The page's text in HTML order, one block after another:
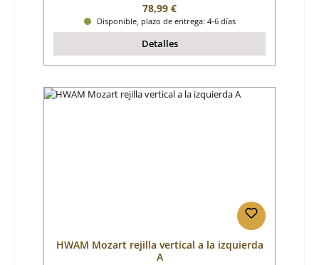
Precio normal:
78,99 €
Disponible, plazo de entrega: 4-6 días
Detalles
HWAM Mozart rejilla vertical a la izquierda
A